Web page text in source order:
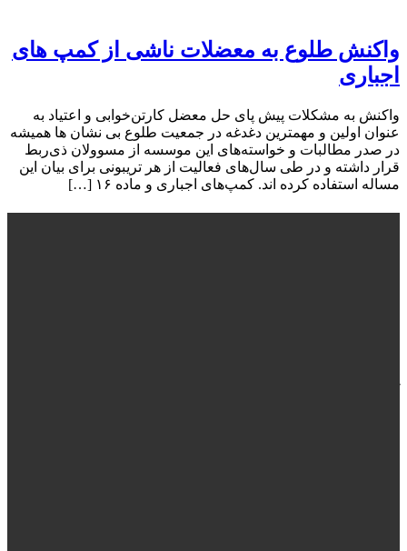
واکنش طلوع به معضلات ناشی از کمپ های
اجباری
واکنش به مشکلات پیش پای حل معضل کارتن‌خوابی و اعتیاد به
عنوان اولین و مهمترین دغدغه در جمعیت طلوع بی نشان ها همیشه
در صدر مطالبات و خواسته‌های این موسسه از مسوولان ذی‌ربط
قرار داشته و در طی سال‌های فعالیت از هر تریبونی برای بیان این
مساله استفاده کرده اند. کمپ‌های اجباری و ماده ١۶ […]